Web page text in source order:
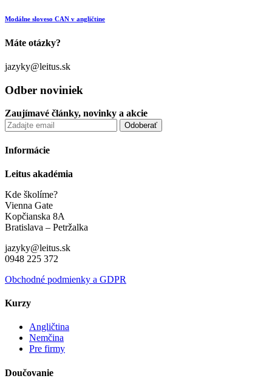
Modálne sloveso CAN v angličtine
Máte otázky?
jazyky@leitus.sk
Odber noviniek
Zaujímavé články, novinky a akcie
Informácie
Leitus akadémia
Kde školíme?
Vienna Gate
Kopčianska 8A
Bratislava – Petržalka
jazyky@leitus.sk
0948 225 372
Obchodné podmienky a GDPR
Kurzy
Angličtina
Nemčina
Pre firmy
Doučovanie